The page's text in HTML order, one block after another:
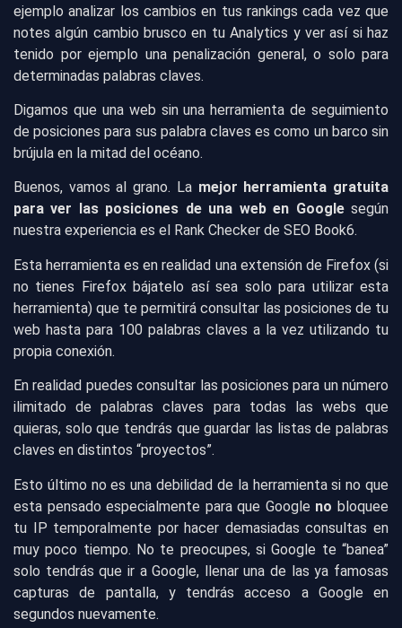
ejemplo analizar los cambios en tus rankings cada vez que
notes algún cambio brusco en tu Analytics y ver así si haz
tenido por ejemplo una penalización general, o solo para
determinadas palabras claves.
Digamos que una web sin una herramienta de seguimiento
de posiciones para sus palabra claves es como un barco sin
brújula en la mitad del océano.
Buenos, vamos al grano. La mejor herramienta gratuita
para ver las posiciones de una web en Googlesegún
nuestra experiencia es el
Rank Checker de SEO Book6.
Esta herramienta es en realidad una extensión de Firefox (si
no tienes Firefox bájatelo así sea solo para utilizar esta
herramienta) que te permitirá consultar las posiciones de tu
web hasta para 100 palabras claves a la vez utilizando tu
propia conexión.
En realidad puedes consultar las posiciones para un número
ilimitado de palabras claves para todas las webs que
quieras, solo que tendrás que guardar las listas de palabras
claves en distintos “proyectos”.
Esto último no es una debilidad de la herramienta si no que
esta pensado especialmente para que Google no bloquee
tu IP temporalmente por hacer demasiadas consultas en
muy poco tiempo. No te preocupes, si Google te “banea”
solo tendrás que ir a Google, llenar una de las ya famosas
capturas de pantalla, y tendrás acceso a Google en
segundos nuevamente.